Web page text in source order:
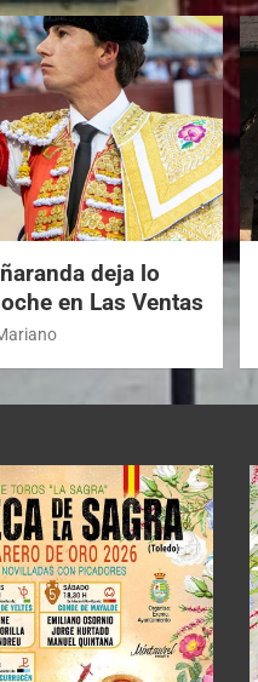
deja lo
en Las Ventas